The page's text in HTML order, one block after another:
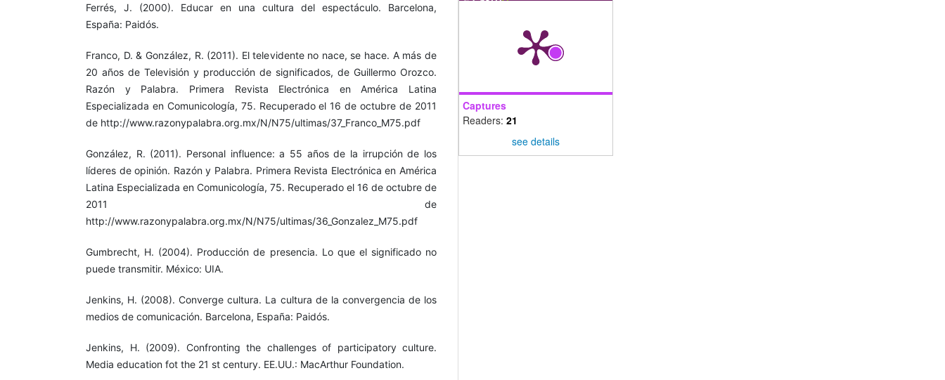
Ferrés, J. (2000). Educar en una cultura del espectáculo. Barcelona,
España: Paidós.
Franco, D. & González, R. (2011). El televidente no nace, se hace. A más de
20 años de Televisión y producción de significados, de Guillermo Orozco.
Razón y Palabra. Primera Revista Electrónica en América Latina
Especializada en Comunicología, 75. Recuperado el 16 de octubre de 2011
de http://www.razonypalabra.org.mx/N/N75/ultimas/37_Franco_M75.pdf
González, R. (2011). Personal influence: a 55 años de la irrupción de los
líderes de opinión. Razón y Palabra. Primera Revista Electrónica en América
Latina Especializada en Comunicología, 75. Recuperado el 16 de octubre de
2011 de
http://www.razonypalabra.org.mx/N/N75/ultimas/36_Gonzalez_M75.pdf
Gumbrecht, H. (2004). Producción de presencia. Lo que el significado no
puede transmitir. México: UIA.
Jenkins, H. (2008). Converge cultura. La cultura de la convergencia de los
medios de comunicación. Barcelona, España: Paidós.
Jenkins, H. (2009). Confronting the challenges of participatory culture.
Media education fot the 21 st century. EE.UU.: MacArthur Foundation.
Captures
Readers: 21
see details